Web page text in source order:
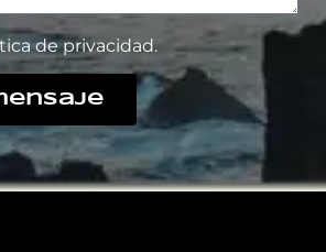
de privacidad.